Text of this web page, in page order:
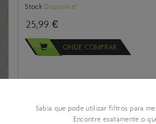
Stock Disponível
25,99 €
ONDE COMPRAR
Sabia que pode utilizar filtros para
Encontre exatamente o